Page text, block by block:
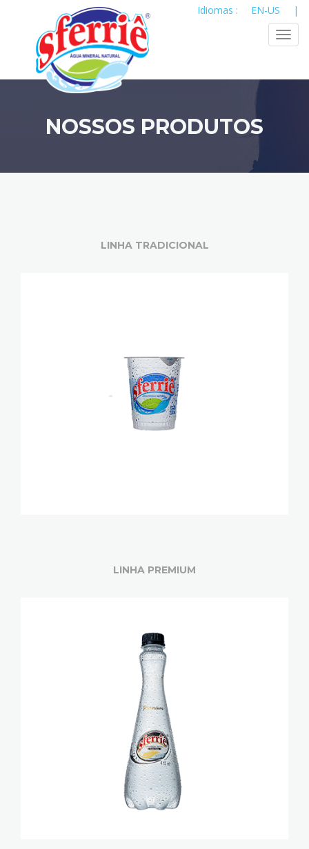
Idiomas : EN-US |
NOSSOS PRODUTOS
LINHA TRADICIONAL
LINHA PREMIUM